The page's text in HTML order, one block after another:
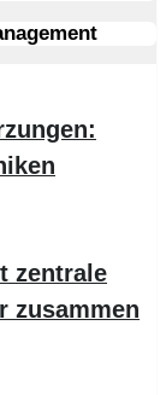
zentrale
zusammen